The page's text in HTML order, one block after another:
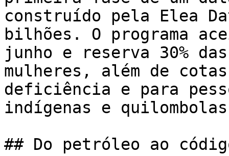
construído pela Elea
bilhões. O programa
junho e reserva 30%
mulheres, além de
deficiência e para
indígenas e
## Do petróleo ao